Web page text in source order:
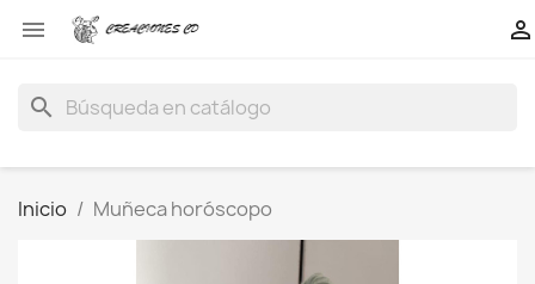
 
search
Inicio Muñeca horóscopo